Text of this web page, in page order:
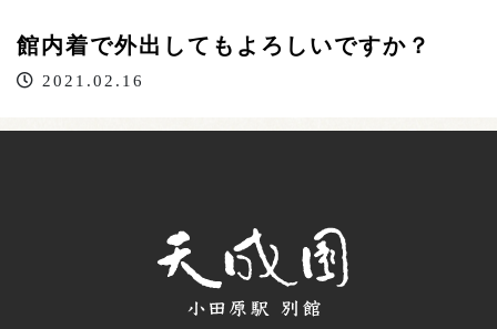
館内着で外出してもよろしいですか？
2021.02.16